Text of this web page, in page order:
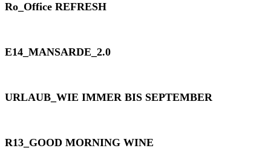
Ro_Office REFRESH
E14_MANSARDE_2.0
URLAUB_WIE IMMER BIS SEPTEMBER
R13_GOOD MORNING WINE